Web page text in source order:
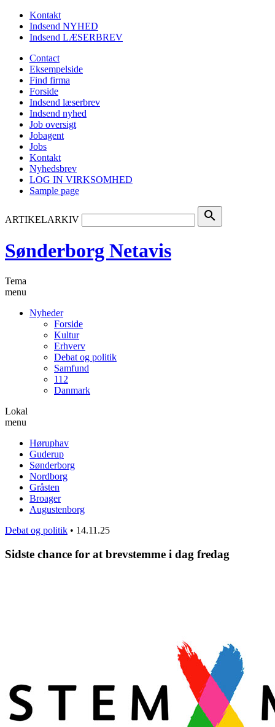
Kontakt
Indsend NYHED
Indsend LÆSERBREV
Contact
Eksempelside
Find firma
Forside
Indsend læserbrev
Indsend nyhed
Job oversigt
Jobagent
Jobs
Kontakt
Nyhedsbrev
LOG IN VIRKSOMHED
Sample page
ARTIKELARKIV search
Sønderborg Netavis
Tema
menu
Nyheder
Forside
Kultur
Erhverv
Debat og politik
Samfund
112
Danmark
Lokal
menu
Høruphav
Guderup
Sønderborg
Nordborg
Gråsten
Broager
Augustenborg
Debat og politik • 14.11.25
Sidste chance for at brevstemme i dag fredag